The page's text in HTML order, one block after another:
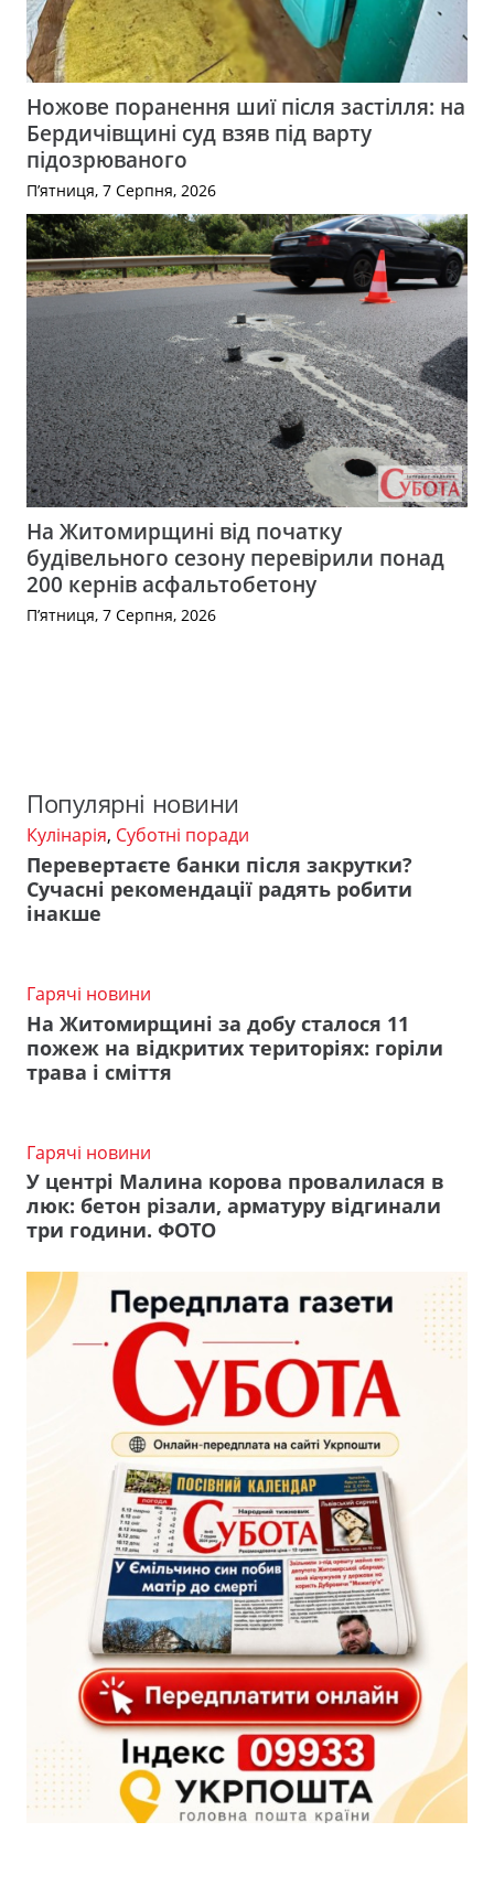
Ножове поранення шиї після застілля: на
Бердичівщині суд взяв під варту
підозрюваного
П’ятниця, 7 Серпня, 2026
На Житомирщині від початку
будівельного сезону перевірили понад
200 кернів асфальтобетону
П’ятниця, 7 Серпня, 2026
Популярні новини
Кулінарія, Суботні поради
Перевертаєте банки після закрутки?
Сучасні рекомендації радять робити
інакше
Гарячі новини
На Житомирщині за добу сталося 11
пожеж на відкритих територіях: горіли
трава і сміття
Гарячі новини
У центрі Малина корова провалилася в
люк: бетон різали, арматуру відгинали
три години. ФОТО